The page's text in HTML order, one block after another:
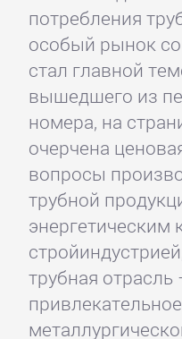
потребления
особый рынок
стал главной
вышедшего из
номера, на
очерчена
вопросы
трубной
трубная